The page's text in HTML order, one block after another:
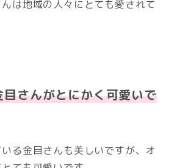
は地域の人々にとても愛されて
目さんがとにかく可愛いで
る金目さんも美しいですが、オ